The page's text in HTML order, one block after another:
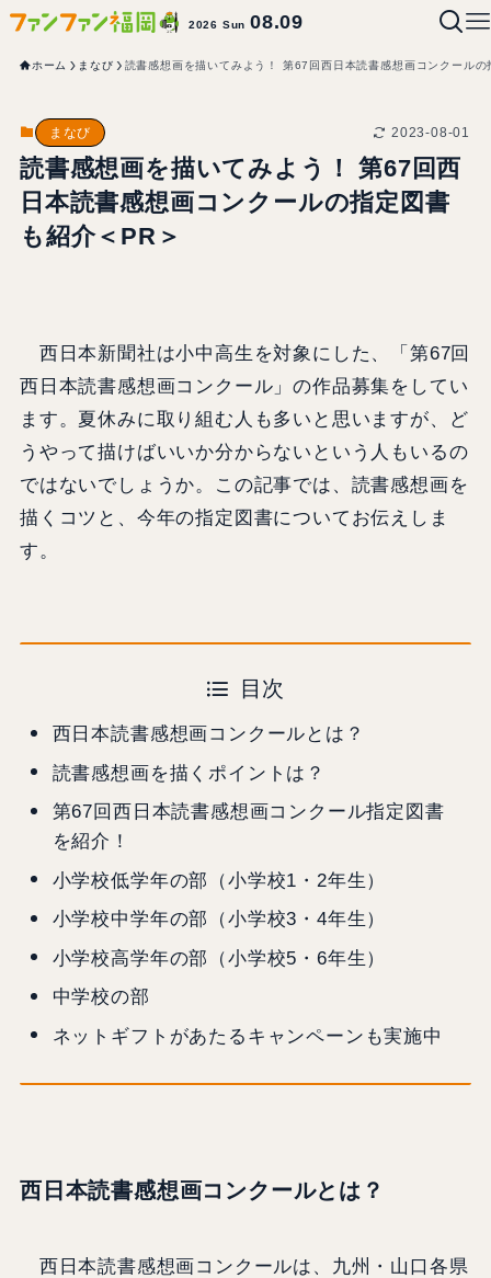
2026 Sun08.09
ホーム まなび 読書感想画を描いてみよう！ 第67回西日本読書感想画コンクール
まなび 2023-08-01
読書感想画を描いてみよう！ 第67回西
日本読書感想画コンクールの指定図書
も紹介＜PR＞
西日本新聞社は小中高生を対象にした、「第67回
西日本読書感想画コンクール」の作品募集をしてい
ます。夏休みに取り組む人も多いと思いますが、ど
うやって描けばいいか分からないという人もいるの
ではないでしょうか。この記事では、読書感想画を
描くコツと、今年の指定図書についてお伝えしま
す。
目次
西日本読書感想画コンクールとは？
読書感想画を描くポイントは？
第67回西日本読書感想画コンクール指定図書
を紹介！
小学校低学年の部（小学校1・2年生）
小学校中学年の部（小学校3・4年生）
小学校高学年の部（小学校5・6年生）
中学校の部
ネットギフトがあたるキャンペーンも実施中
西日本読書感想画コンクールとは？
西日本読書感想画コンクールは、九州・山口各県